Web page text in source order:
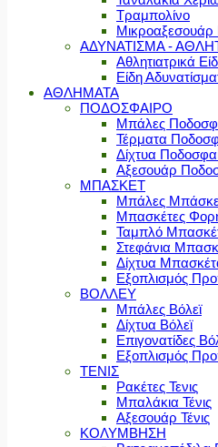
Τραμπολίνο
ΑΔΥΝΑΤΙΣΜΑ -
Αθλητιατρικά
Είδη
ΑΘΛΗΜΑΤΑ
ΠΟΔΟΣΦΑΙΡΟ
Μπάλες
Τέρματα
Δίχτυα
Αξεσουάρ
ΜΠΑΣΚΕΤ
Μπάλες
Μπασκέτες
Ταμπλό
Στεφάνια
Δίχτυα
Εξοπλισμός
ΒΟΛΛΕΥ
Μπάλες Βόλεϊ
Δίχτυα Βόλεϊ
Επιγονατίδες
Εξοπλισμός
ΤΕΝΙΣ
Ρακέτες Τενις
Μπαλάκια Τένις
Αξεσουάρ Τένις
ΚΟΛΥΜΒΗΣΗ